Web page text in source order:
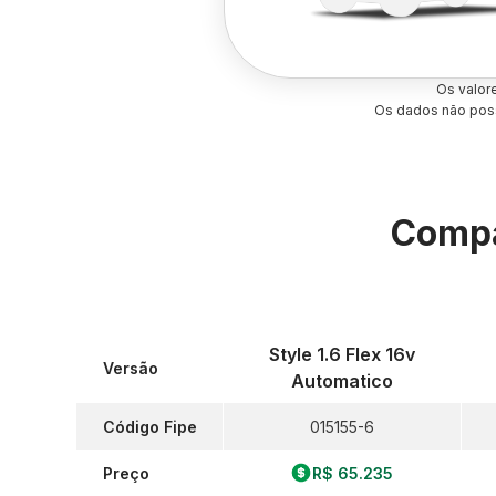
Os
Os dados não
Versão
Código Fipe
Preço
Style 1.6 Flex 16v
Automatico
015155-6
R$ 65.235